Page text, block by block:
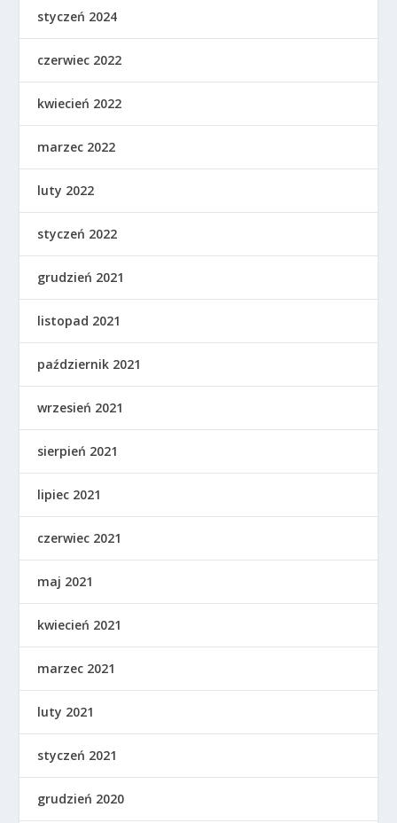
styczeń 2024
czerwiec 2022
kwiecień 2022
marzec 2022
luty 2022
styczeń 2022
grudzień 2021
listopad 2021
październik 2021
wrzesień 2021
sierpień 2021
lipiec 2021
czerwiec 2021
maj 2021
kwiecień 2021
marzec 2021
luty 2021
styczeń 2021
grudzień 2020